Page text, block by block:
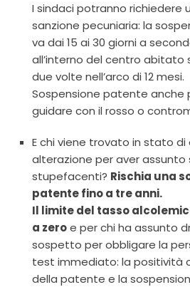
I sindaci potranno richiedere
sanzione pecuniaria: la
va dai 15 ai 30 giorni a
all’interno del centro abitato
due volte nell’arco di 12 mesi.
Sospensione patente anche
guidare con il rosso o
E chi viene trovato in stato di
alterazione per aver assunto
stupefacenti? Rischia una
patente fino a tre anni.
Il limite del tasso
a zeroe per chi ha assunto
sospetto per obbligare la
test immediato: la positività
della patente e la